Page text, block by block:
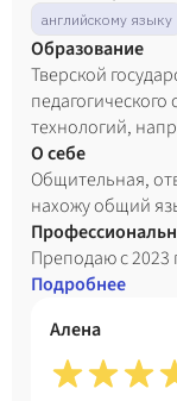
английскому языку
Образование
Тверской
технологий,
образование с
(начальное
О себе
Общительная,
нахожу общий
Преподаю с 2023
Подробнее
Алена